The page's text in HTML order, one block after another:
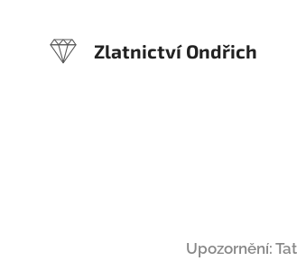
Zlatnictví Ondřich
Upozornění: